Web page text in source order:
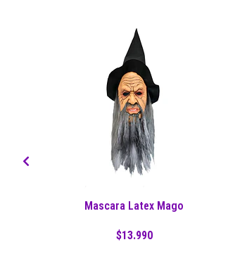
Mascara Latex Mago
$13.990